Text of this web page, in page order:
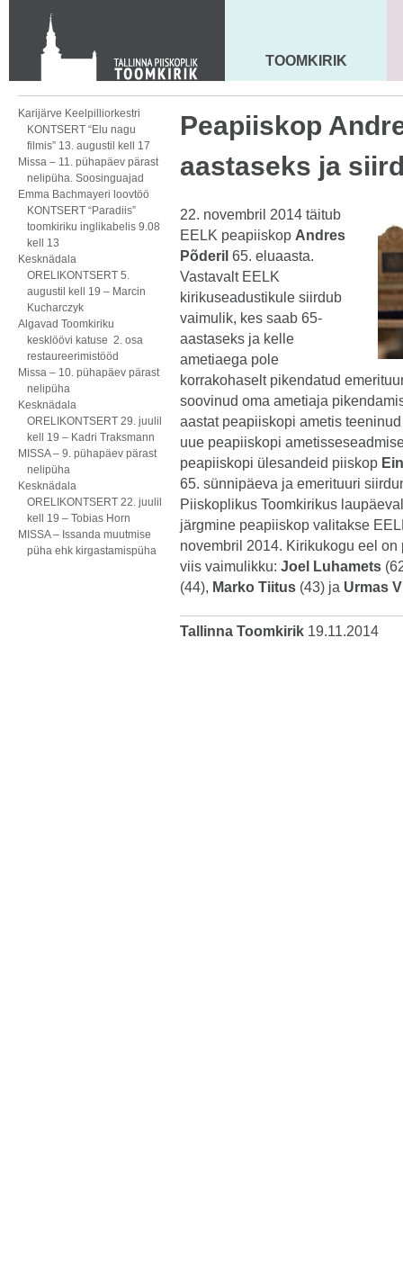
KONTAKT
Toom-Kooli 6, 10130 TALLINN
tallinna.toom@eelk.ee
MAARJA KIRIK
TOOMKIRIK
Karijärve Keelpilliorkestri
KONTSERT “Elu nagu
filmis” 13. augustil kell 17
Missa – 11. pühapäev pärast
nelipüha. Soosinguajad
Emma Bachmayeri loovtöö
KONTSERT “Paradiis”
toomkiriku inglikabelis 9.08
kell 13
Kesknädala
ORELIKONTSERT 5.
augustil kell 19 – Marcin
Kucharczyk
Algavad Toomkiriku
kesklöövi katuse 2. osa
restaureerimistööd
Missa – 10. pühapäev pärast
nelipüha
Kesknädala
ORELIKONTSERT 29. juulil
kell 19 – Kadri Traksmann
MISSA – 9. pühapäev pärast
nelipüha
Kesknädala
ORELIKONTSERT 22. juulil
kell 19 – Tobias Horn
MISSA – Issanda muutmise
püha ehk kirgastamispüha
Peapiiskop
aastaseks ja
22. novembril 2014 täitub
EELK peapiiskop Andres
Põderil 65. eluaasta.
Vastavalt EELK
kirikuseadustikule siirdub
vaimulik, kes saab 65-
aastaseks ja kelle
ametiaega pole
korrakohaselt pikendatud
soovinud oma ametiaja
aastat peapiiskopi ametis
uue peapiiskopi
peapiiskopi ülesandeid piiskop
65. sünnipäeva ja emerituuri
Piiskoplikus Toomkirikus
järgmine peapiiskop valitakse
novembril 2014. Kirikukogu eel
viis vaimulikku: Joel Luhamets
(44), Marko Tiitus (43) ja Urmas
Tallinna Toomkirik 19.11.2014